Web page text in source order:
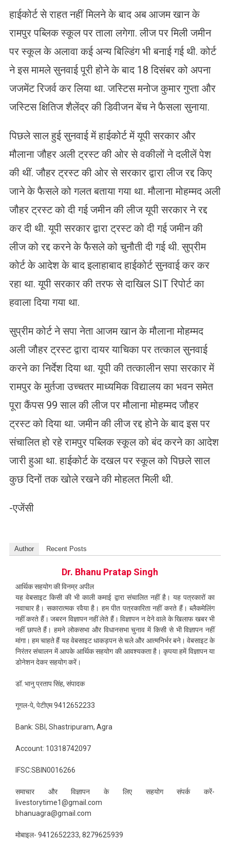
हाईकोर्ट से राहत नहीं मिलने के बाद अब आजम खान के
रामपुर पब्लिक स्कूल पर ताला लगेगा. लीज पर मिली जमीन
पर स्कूल के अलावा कई अन्य बिल्डिंग भी बनाई गई थी. कोर्ट
ने इस मामले सुनवाई पूरी होने के बाद 18 दिसंबर को अपना
जजमेंट रिजर्व कर लिया था. जस्टिस मनोज कुमार गुप्ता और
जस्टिस क्षितिज शैलेंद्र की डिवीजन बेंच ने फैसला सुनाया.
पिछले साल हुई सुनवाई में हाईकोर्ट में यूपी सरकार और
मौलाना जौहर अली ट्रस्ट की ओर से वकीलों ने दलीलें पेश
की थीं. जौहर ट्रस्ट की ओर से सरकार द्वारा लीज रद्द किए
जाने के फैसले को गलत बताया गया था. मौलाना मोहम्मद अली
जौहर ट्रस्ट को दी गई जमीन की लीज यूपी सरकार ने रद्द
कर दी थी. यूपी सरकार द्वारा ट्रस्ट को दी गई जमीन की
लीज को रद्द करने के फैसले को चुनौती दी गई थी. सुप्रीम
कोर्ट के आदेश के बाद इलाहाबाद हाईकोर्ट सुनवाई कर कर
रहा था. यूपी सरकार की तरफ से दाखिल SIT रिपोर्ट का
हवाला दिया गया था.
सुप्रीम कोर्ट ने सपा नेता आजम खान के मौलाना मोहम्मद
अली जौहर ट्रस्ट द्वारा दायर याचिका पर तत्काल सुनवाई
करने का निर्देश दिया था. यूपी की तत्कालीन सपा सरकार में
रामपुर के मुर्तजा उच्चतर माध्यमिक विद्यालय का भवन समेत
पूरा कैंपस 99 साल की लीज पर मौलाना मोहम्मद जौहर
ट्रस्ट को दिया था. जमीन की लीज रद्द होने के बाद इस पर
संचालित हो रहे रामपुर पब्लिक स्कूल को बंद करने का आदेश
जारी हुआ था. हाईकोर्ट के दखल पर स्कूल को पिछले साल
कुछ दिनों तक खोले रखने की मोहलत मिली थी.
-एजेंसी
Author Recent Posts
Dr. Bhanu Pratap Singh
आर्थिक सहयोग की विनम्र अपील
यह वेबसाइट किसी की भी काली कमाई द्वारा संचालित नहीं है। यह पत्रकारों का
नवाचार है। सकारात्मक रवैया है। हम पीत पत्रकारिता नहीं करते हैं। ब्लैकमेलिंग
नहीं करते हैं। जबरन विज्ञापन नहीं लेते हैं। विज्ञापन न देने वाले के खिलाफ खबर भी
नहीं छापते हैं। हमने लोकसभा और विधानसभा चुनाव में किसी से भी विज्ञापन नहीं
मांगा। हम चाहते हैं यह वेबसाइट धाकड़पन से चले और आत्मनिर्भर बने। वेबसाइट के
निरंतर संचालन में आपके आर्थिक सहयोग की आवश्यकता है। कृपया हमें विज्ञापन या
डोनेशन देकर सहयोग करें।
डॉ. भानु प्रताप सिंह, संपादक
गूगल-पे, पेटीएम 9412652233
Bank: SBI, Shastripuram, Agra
Account: 10318742097
IFSC:SBIN0016266
समाचार और विज्ञापन के लिए सहयोग संपर्क करें-
livestorytime1@gmail.com
bhanuagra@gmail.com
मोबाइल- 9412652233, 8279625939